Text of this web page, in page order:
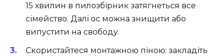
15 хвилин в пилозбірник затягнеться все
сімейство. Далі ос можна знищити або
випустити на свободу.
Скористайтеся монтажною піною: закладіть